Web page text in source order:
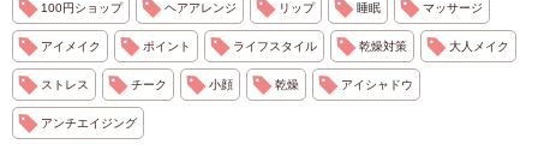
100円ショップ ヘアアレンジ リップ 睡眠 マッサージ
アイメイク ポイント ライフスタイル 乾燥対策 大人メイク
ストレス チーク 小顔 乾燥 アイシャドウ
アンチエイジング